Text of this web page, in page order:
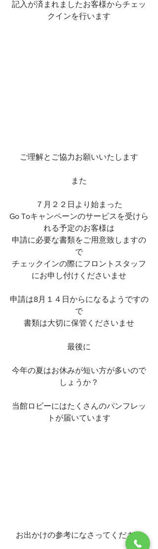
記入が済まれましたお客様からチェッ
クインを行います
ご理解とご協力お願いいたします
また
７月２２日より始まった
Go Toキャンペーンのサービスを受けら
れる予定のお客様は
申請に必要な書類をご用意致しますの
で
チェックインの際にフロントスタッフ
にお申し付けくださいませ
申請は8月１４日からになるようですの
で
書類は大切に保管くださいませ
最後に
今年の夏はお休みが短い方が多いので
しょうか？
当館ロビーにはたくさんのパンフレッ
トが届いています
お出かけの参考になさってください